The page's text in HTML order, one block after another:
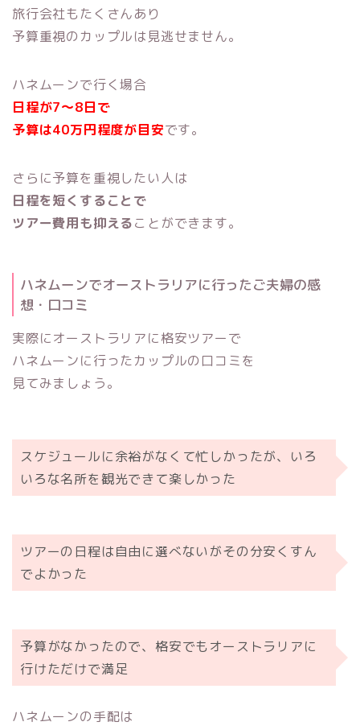
旅行会社もたくさんあり
予算重視のカップルは見逃せません。
ハネムーンで行く場合
日程が7～8日で
予算は40万円程度が目安です。
さらに予算を重視したい人は
日程を短くすることで
ツアー費用も抑えることができます。
ハネムーンでオーストラリアに行ったご夫婦の感
想・口コミ
実際にオーストラリアに格安ツアーで
ハネムーンに行ったカップルの口コミを
見てみましょう。
スケジュールに余裕がなくて忙しかったが、いろ
いろな名所を観光できて楽しかった
ツアーの日程は自由に選べないがその分安くすん
でよかった
予算がなかったので、格安でもオーストラリアに
行けただけで満足
ハネムーンの手配は